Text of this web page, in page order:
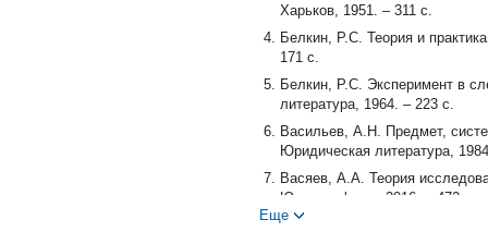
Харьков, 1951. – 311 с.
Белкин, Р.С. Теория и
171 с.
Белкин, Р.С. Эксперимент в
литература, 1964. – 223 с.
Васильев, А.Н. Предмет,
Юридическая литература,
Васяев, А.А. Теория
Юрлитинформ, 2016. – 472 с.
Воробьёв, Г.А. Тактика и
Еще